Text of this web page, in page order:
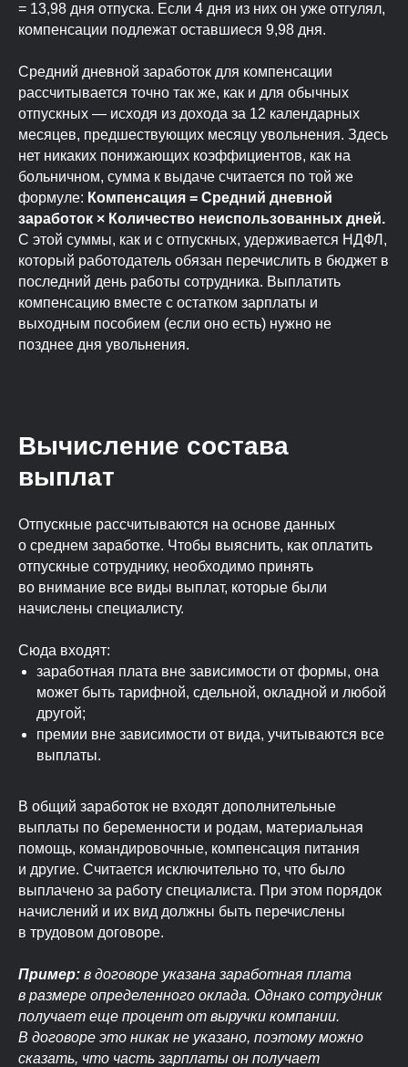
= 13,98 дня отпуска. Если 4 дня из них он уже отгулял,
компенсации подлежат оставшиеся 9,98 дня.
Средний дневной заработок для компенсации
рассчитывается точно так же, как и для обычных
отпускных — исходя из дохода за 12 календарных
месяцев, предшествующих месяцу увольнения. Здесь
нет никаких понижающих коэффициентов, как на
больничном, сумма к выдаче считается по той же
формуле: Компенсация = Средний дневной
заработок × Количество неиспользованных дней.
С этой суммы, как и с отпускных, удерживается НДФЛ,
который работодатель обязан перечислить в бюджет в
последний день работы сотрудника. Выплатить
компенсацию вместе с остатком зарплаты и
выходным пособием (если оно есть) нужно не
позднее дня увольнения.
Вычисление состава
выплат
Отпускные рассчитываются на основе данных
о среднем заработке. Чтобы выяснить, как оплатить
отпускные сотруднику, необходимо принять
во внимание все виды выплат, которые были
начислены специалисту.
Сюда входят:
заработная плата вне зависимости от формы, она
может быть тарифной, сдельной, окладной и любой
другой;
премии вне зависимости от вида, учитываются все
выплаты.
В общий заработок не входят дополнительные
выплаты по беременности и родам, материальная
помощь, командировочные, компенсация питания
и другие. Считается исключительно то, что было
выплачено за работу специалиста. При этом порядок
начислений и их вид должны быть перечислены
в трудовом договоре.
Пример: в договоре указана заработная плата
в размере определенного оклада. Однако сотрудник
получает еще процент от выручки компании.
В договоре это никак не указано, поэтому можно
сказать, что часть зарплаты он получает